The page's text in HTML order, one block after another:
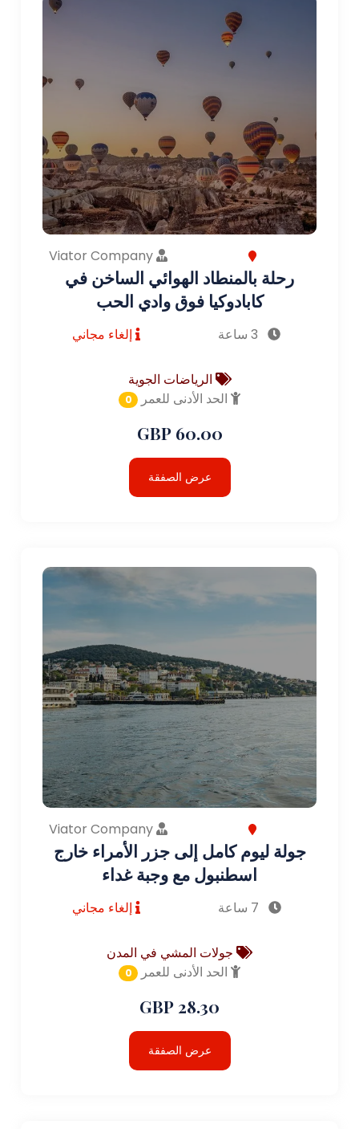
رحلة بالمنطاد الهوائي الساخن في
كابادوكيا فوق وادي الحب
إلغاء مجاني
الرياضات الجوية
الحد الأدنى للعمر
0
60.00 GBP
عرض الصفقة
جولة ليوم كامل إلى جزر الأمراء خارج
اسطنبول مع وجبة غداء
إلغاء مجاني
جولات المشي في المدن
الحد الأدنى للعمر
0
28.30 GBP
عرض الصفقة